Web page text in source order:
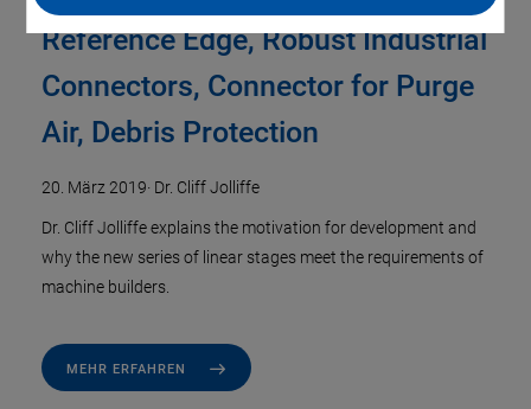
Reference Edge, Robust Industrial
Connectors, Connector for Purge
Air, Debris Protection
20. März 2019· Dr. Cliff Jolliffe
Dr. Cliff Jolliffe explains the motivation for development and
why the new series of linear stages meet the requirements of
machine builders.
MEHR ERFAHREN